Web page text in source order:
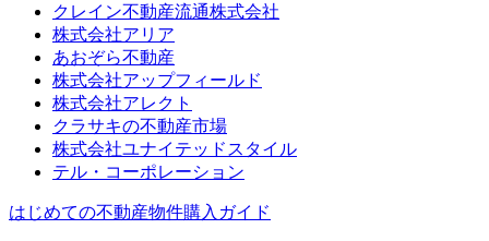
クレイン不動産流通株式会社
株式会社アリア
あおぞら不動産
株式会社アップフィールド
株式会社アレクト
クラサキの不動産市場
株式会社ユナイテッドスタイル
テル・コーポレーション
はじめての不動産物件購入ガイド